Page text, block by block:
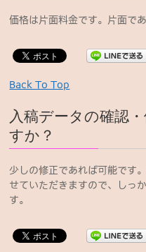
価格は片面料金です。片面で
Back To Top
入稿データの確認
すか？
少しの修正であれば可能です
せていただきますので、しっ
す。